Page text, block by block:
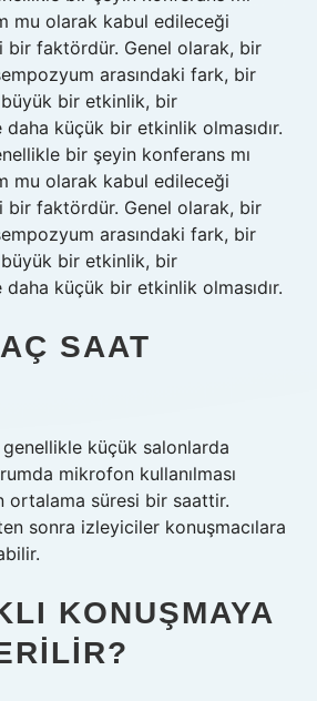
mu olarak kabul edileceği
bir faktördür. Genel olarak, bir
arasındaki fark, bir
büyük bir etkinlik, bir
küçük bir etkinlik olmasıdır.
bir şeyin konferans mı
mu olarak kabul edileceği
bir faktördür. Genel olarak, bir
arasındaki fark, bir
büyük bir etkinlik, bir
küçük bir etkinlik olmasıdır.
SAAT
genellikle küçük salonlarda
mikrofon kullanılması
ortalama süresi bir saattir.
sonra izleyiciler konuşmacılara
KONUŞMAYA